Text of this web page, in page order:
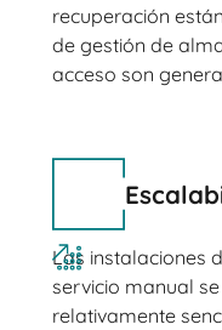
recuperación
de gestión de
acceso son
Las instalaciones
servicio manual
relativamente